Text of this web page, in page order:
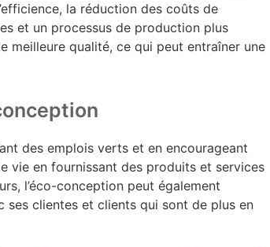
la réduction des coûts de
et un processus de production plus
meilleure qualité, ce qui peut entraîner une
des emplois verts et en encourageant
vie en fournissant des produits et services
l’éco-conception peut également
ses clientes et clients qui sont de plus en